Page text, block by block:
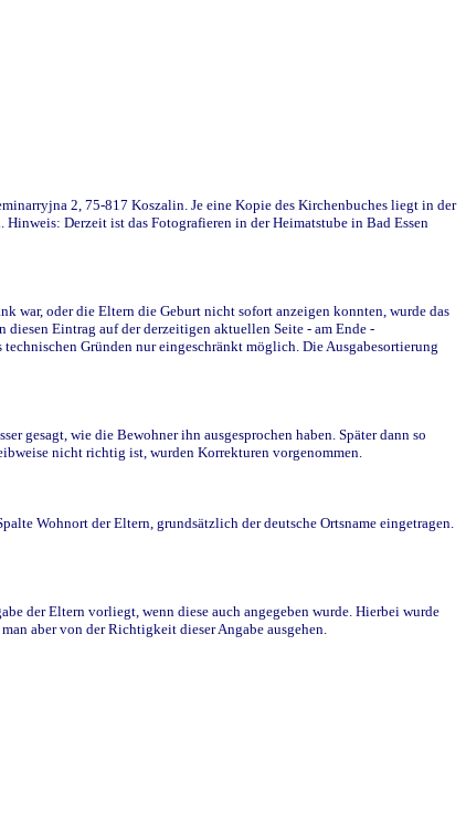
2, 75-817 Koszalin. Je eine Kopie des Kirchenbuches liegt in der
Derzeit ist das Fotografieren in der Heimatstube in Bad Essen
war, oder die Eltern die Geburt nicht sofort anzeigen konnten, wurde das
Eintrag auf der derzeitigen aktuellen Seite - am Ende -
Gründen nur eingeschränkt möglich. Die Ausgabesortierung
gesagt, wie die Bewohner ihn ausgesprochen haben. Später dann so
nicht richtig ist, wurden Korrekturen vorgenommen.
Wohnort der Eltern, grundsätzlich der deutsche Ortsname eingetragen.
der Eltern vorliegt, wenn diese auch angegeben wurde. Hierbei wurde
aber von der Richtigkeit dieser Angabe ausgehen.